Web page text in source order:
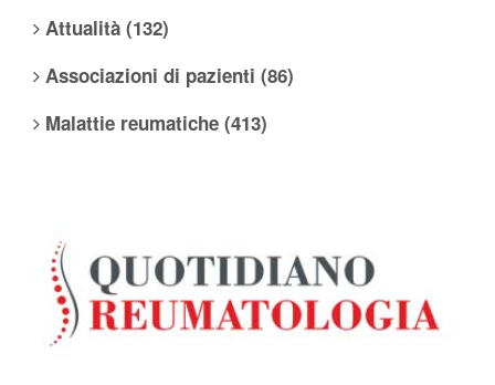
Attualità (132)
Associazioni di pazienti (86)
Malattie reumatiche (413)